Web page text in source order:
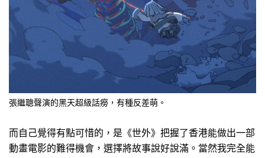
張繼聰聲演的黑天超級話癆，有種反差萌。
而自己覺得有點可惜的，是《世外》把握了香港能做出一部
動畫電影的難得機會，選擇將故事說好說滿。當然我完全能